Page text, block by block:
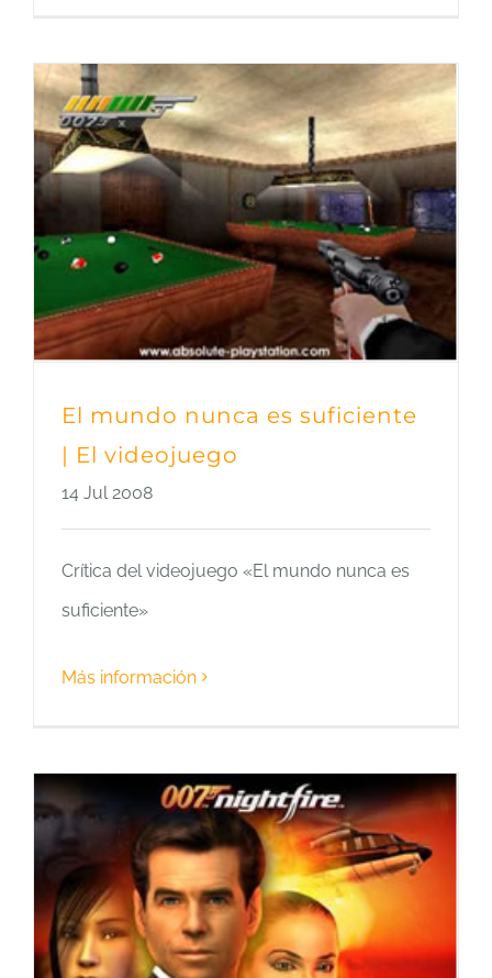
El mundo nunca es suficiente
| El videojuego
14 Jul 2008
Crítica del videojuego «El mundo nunca es
suficiente»
Más información